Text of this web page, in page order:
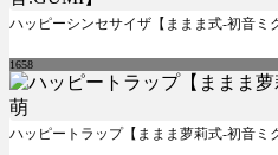
ハッピーシンセサイザ【ままま式-初音ミ
1658
ハッピートラップ【ままま萝莉式-初音ミ